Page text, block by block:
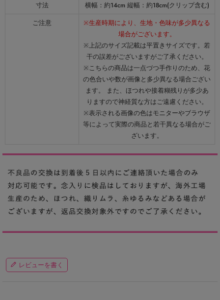
寸法
横幅：約14cm 縦幅：約18cm(クリップ含む)
ご注意
※生産時期により、生地・色味が多少異なる
場合がございます。
※上記のサイズ記載は平置きサイズです。若
干の誤差がございますがご了承ください。
※こちらの商品は一点づつ手作りのため、花
の色合いや数が画像と多少異なる場合ござい
ます。 また、ほつれや接着糊残りが多少あ
りますので神経質な方はご遠慮ください。
※表示される画像の色はモニターやブラウザ
等によって実際の商品と若干異なる場合がご
ざいます。
レビューを書く